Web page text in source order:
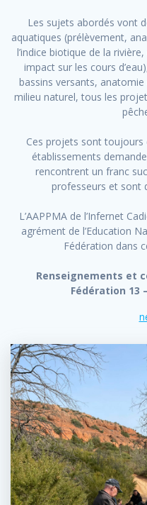
Les sujets abordés vont
aquatiques (prélèvement,
l’indice biotique de la
impact sur les cours
bassins versants,
milieu naturel, tous les
Ces projets sont toujours
établissements
rencontrent un franc
professeurs et sont
L’AAPPMA de l’Infernet
agrément de l’Education
Fédération dans
Renseignements et
Fédération 13